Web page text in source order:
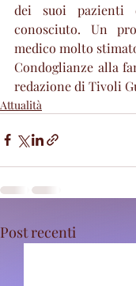
dei suoi
conosciuto. Un
medico molto
Condoglianze alla
redazione di Tivoli
Attualità
Post recenti